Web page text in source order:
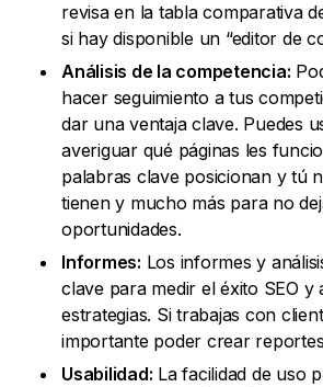
revisa en la tabla comparativa
si hay disponible un “editor de
Análisis de la competencia:
hacer seguimiento a tus
dar una ventaja clave. Puedes
averiguar qué páginas les
palabras clave posicionan y tú
tienen y mucho más para no
oportunidades.
Informes: Los informes y
clave para medir el éxito SEO y
estrategias. Si trabajas con
importante poder crear
Usabilidad: La facilidad de uso